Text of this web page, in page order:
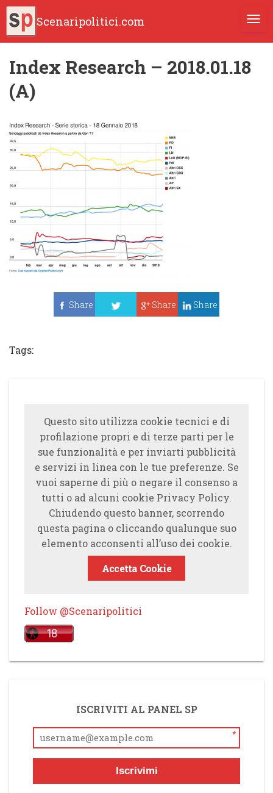
Scenaripolitici.com
Index Research – 2018.01.18
(A)
Share
Share Share
Tags:
Questo sito utilizza cookie tecnici e di
profilazione propri e di terze parti per le
sue funzionalità e per inviarti pubblicità
e servizi in linea con le tue preferenze. Se
vuoi saperne di più o negare il consenso a
tutti o ad alcuni cookie Privacy Policy.
Chiudendo questo banner, scorrendo
questa pagina o cliccando qualunque suo
elemento acconsenti all’uso dei cookie.
Accetta Cookie
Follow @Scenaripolitici
ISCRIVITI AL PANEL SP
*
Iscrivimi